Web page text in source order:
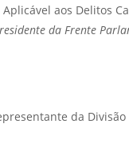
aos Delitos
da Frente
da